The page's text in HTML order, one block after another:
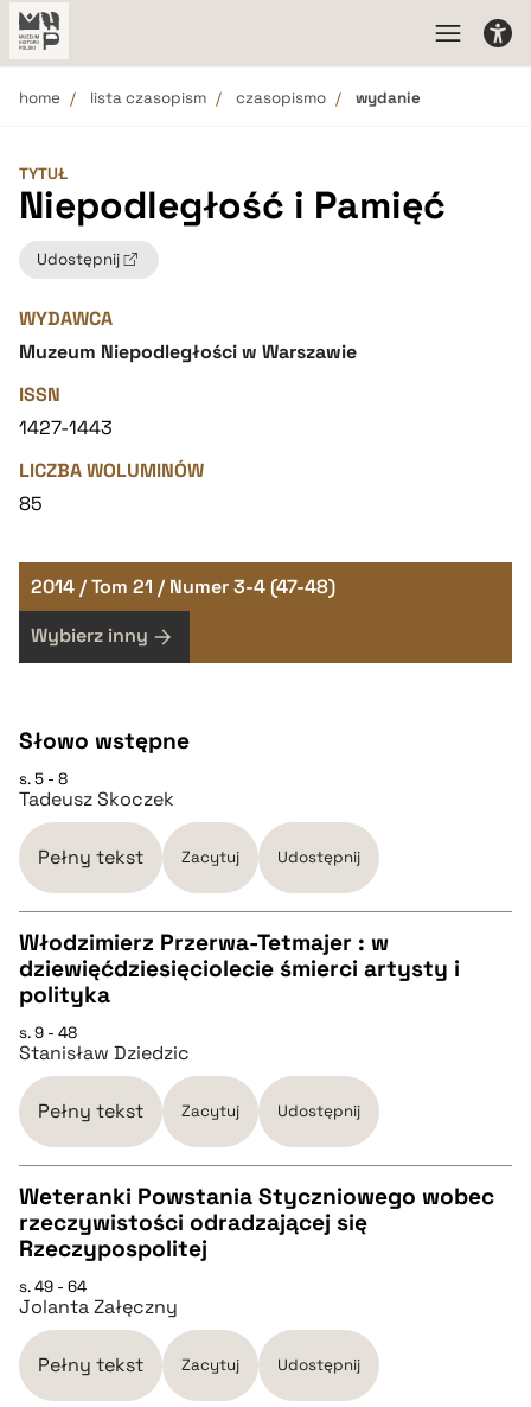
home lista czasopism czasopismo wydanie
TYTUŁ
Niepodległość i Pamięć
Udostępnij
WYDAWCA
Muzeum Niepodległości w Warszawie
ISSN
1427-1443
LICZBA WOLUMINÓW
85
2014 / Tom 21 / Numer 3-4 (47-48)
Wybierz inny
Słowo wstępne
s. 5 - 8
Tadeusz Skoczek
Pełny tekst Zacytuj Udostępnij
CZYSTY TEKST
pobierz cytat
BIBTEX
pobierz cytat
Włodzimierz Przerwa-Tetmajer : w
dziewięćdziesięciolecie śmierci artysty i
polityka
s. 9 - 48
Stanisław Dziedzic
Pełny tekst Zacytuj Udostępnij
CZYSTY TEKST
pobierz cytat
BIBTEX
Weteranki Powstania Styczniowego wobec
rzeczywistości odradzającej się
Rzeczypospolitej
s. 49 - 64
Jolanta Załęczny
Pełny tekst Zacytuj Udostępnij